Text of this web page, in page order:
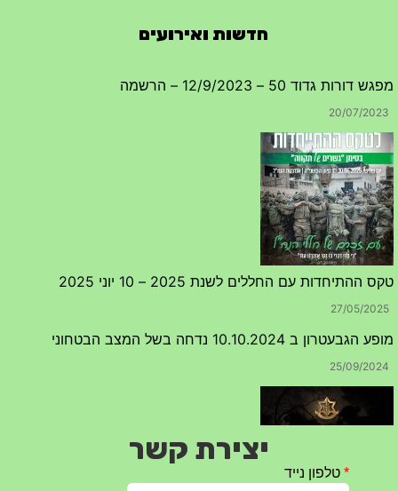
חדשות ואירועים
מפגש דורות גדוד 50 – 12/9/2023 – הרשמה
20/07/2023
טקס ההתיחדות עם החללים לשנת 2025 – 10 יוני 2025
27/05/2025
מופע הגבעטרון ב 10.10.2024 נדחה בשל המצב הבטחוני
25/09/2024
יצירת קשר